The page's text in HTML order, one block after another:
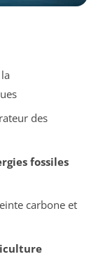
des
fossiles
carbone et